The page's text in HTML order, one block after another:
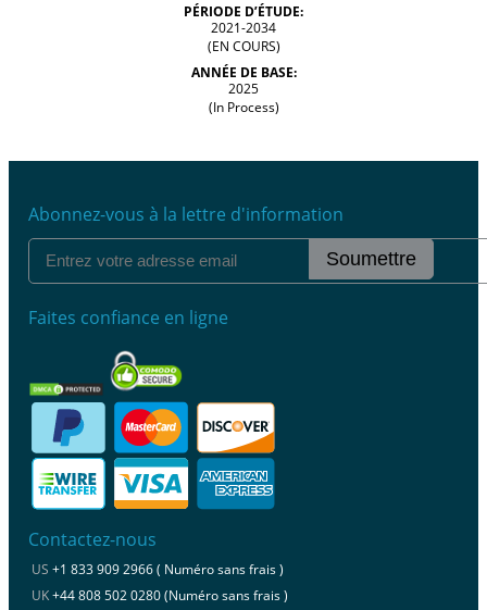
PÉRIODE D’ÉTUDE:
2021-2034
(EN COURS)
ANNÉE DE BASE:
2025
(In Process)
Abonnez-vous à la lettre d'information
Soumettre
Faites confiance en ligne
Contactez-nous
US +1 833 909 2966 ( Numéro sans frais )
UK+44 808 502 0280 (Numéro sans frais )